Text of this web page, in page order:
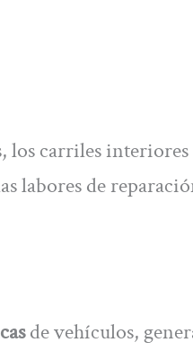
los carriles interiores
labores de
de vehículos,